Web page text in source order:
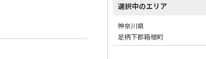
選択中のエリア
神奈川県
足柄下郡箱根町